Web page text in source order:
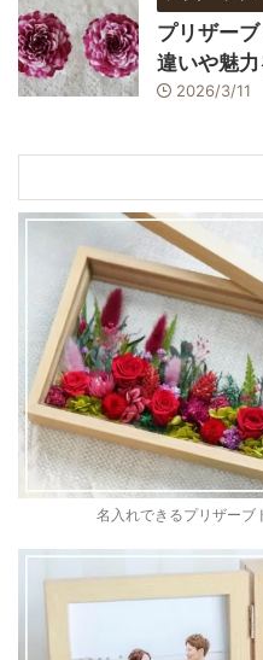
プリザー
違いや魅
2026/3/11
名入れできるプリザーブ